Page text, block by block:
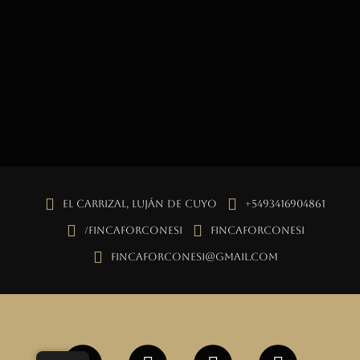
El Carrizal, Luján de Cuyo +5493416904861
/fincaforconesi fincaforconesi
fincaforconesi@gmail.com